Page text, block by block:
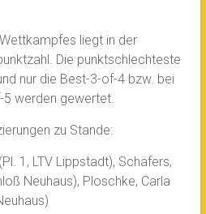
liegt in der
Die punktschlechteste
nur die Best-3-of-4 bzw. bei
5 werden gewertet.
zu Stande:
1, LTV Lippstadt), Schäfers,
Neuhaus), Ploschke, Carla